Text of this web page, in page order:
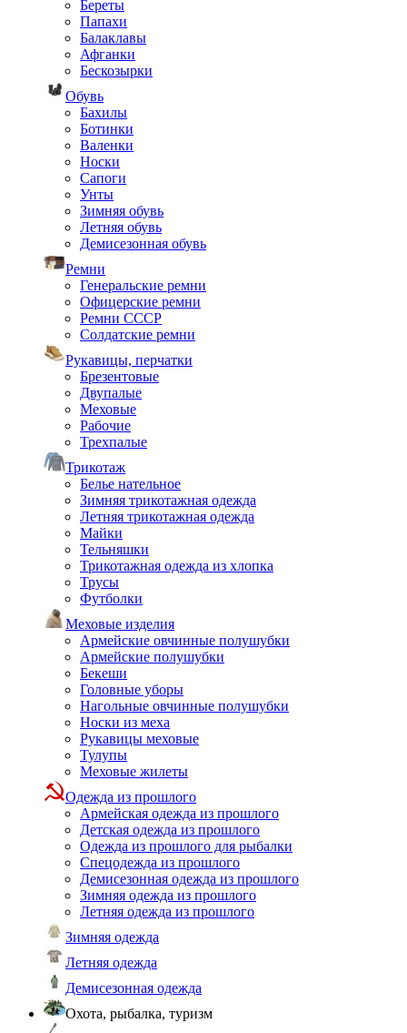
Береты
Папахи
Балаклавы
Афганки
Бескозырки
Обувь
Бахилы
Ботинки
Валенки
Носки
Сапоги
Унты
Зимняя обувь
Летняя обувь
Демисезонная обувь
Ремни
Генеральские ремни
Офицерские ремни
Ремни СССР
Солдатские ремни
Рукавицы, перчатки
Брезентовые
Двупалые
Меховые
Рабочие
Трехпалые
Трикотаж
Белье нательное
Зимняя трикотажная одежда
Летняя трикотажная одежда
Майки
Тельняшки
Трикотажная одежда из хлопка
Трусы
Футболки
Меховые изделия
Армейские овчинные полушубки
Армейские полушубки
Бекеши
Головные уборы
Нагольные овчинные полушубки
Носки из меха
Рукавицы меховые
Тулупы
Меховые жилеты
Одежда из прошлого
Армейская одежда из прошлого
Детская одежда из прошлого
Одежда из прошлого для рыбалки
Спецодежда из прошлого
Демисезонная одежда из прошлого
Зимняя одежда из прошлого
Летняя одежда из прошлого
Зимняя одежда
Летняя одежда
Демисезонная одежда
Охота, рыбалка, туризм